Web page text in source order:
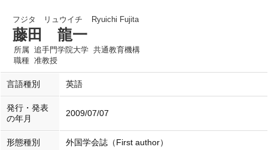
フジタ リュウイチ Ryuichi Fujita
藤田 龍一
所属 追手門学院大学 共通教育機構
職種 准教授
言語種別 英語
発行・発表
の年月
2009/07/07
形態種別 外国学会誌（First author）